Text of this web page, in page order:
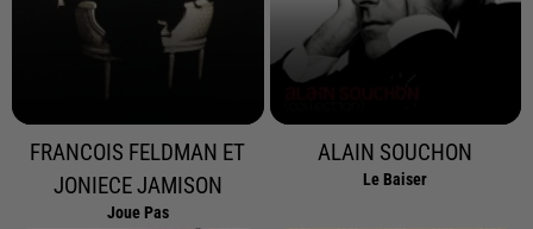
FRANCOIS FELDMAN ET
JONIECE JAMISON
Joue Pas
ALAIN SOUCHON
Le Baiser